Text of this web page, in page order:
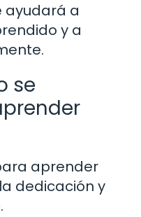
ayudará a
y a
se
aprender
dedicación y